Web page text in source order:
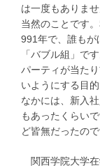
は一度もありま
当然のことです
991年で、誰もが
「バブル組」で
パーティが当た
いようにする目
なかには、新入
もあったくらい
ど皆無だったので
関西学院大学在